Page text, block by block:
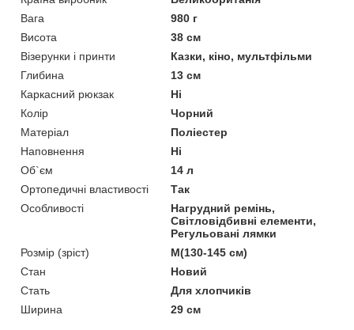
Вага
980 г
Висота
38 см
Візерунки і принти
Казки, кіно, мультфільми
Глибина
13 см
Каркасний рюкзак
Ні
Колір
Чорний
Матеріал
Поліестер
Наповнення
Ні
Об`єм
14 л
Ортопедичні властивості
Так
Особливості
Нагрудний ремінь,
Світловідбивні елементи,
Регульовані лямки
Розмір (зріст)
M(130-145 см)
Стан
Новий
Стать
Для хлопчиків
Ширина
29 см